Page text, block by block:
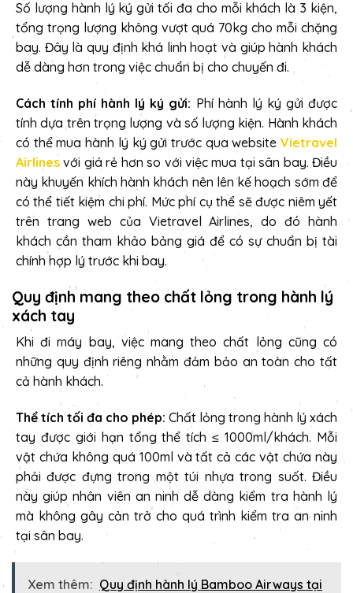
Số lượng hành lý ký gửi tối đa cho mỗi khách là 3 kiện,
tổng trọng lượng không vượt quá 70kg cho mỗi chặng
bay. Đây là quy định khá linh hoạt và giúp hành khách
dễ dàng hơn trong việc chuẩn bị cho chuyến đi.
Cách tính phí hành lý ký gửi: Phí hành lý ký gửi được
tính dựa trên trọng lượng và số lượng kiện. Hành khách
có thể mua hành lý ký gửi trước qua website Vietravel
Airlines với giá rẻ hơn so với việc mua tại sân bay. Điều
này khuyến khích hành khách nên lên kế hoạch sớm để
có thể tiết kiệm chi phí. Mức phí cụ thể sẽ được niêm yết
trên trang web của Vietravel Airlines, do đó hành
khách cần tham khảo bảng giá để có sự chuẩn bị tài
chính hợp lý trước khi bay.
Quy định mang theo chất lỏng trong hành lý
xách tay
Khi đi máy bay, việc mang theo chất lỏng cũng có
những quy định riêng nhằm đảm bảo an toàn cho tất
cả hành khách.
Thể tích tối đa cho phép: Chất lỏng trong hành lý xách
tay được giới hạn tổng thể tích ≤ 1000ml/khách. Mỗi
vật chứa không quá 100ml và tất cả các vật chứa này
phải được đựng trong một túi nhựa trong suốt. Điều
này giúp nhân viên an ninh dễ dàng kiểm tra hành lý
mà không gây cản trở cho quá trình kiểm tra an ninh
tại sân bay.
Xem thêm: Quy định hành lý Bamboo Airways tại